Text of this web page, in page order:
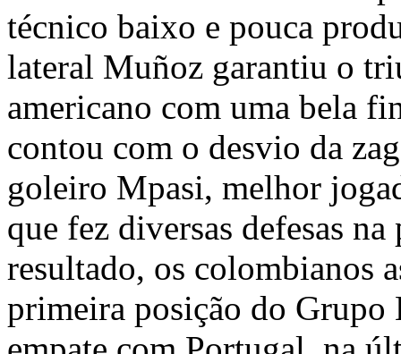
técnico baixo e pouca
lateral Muñoz garantiu o
americano com uma bela
contou com o desvio da
goleiro Mpasi, melhor
que fez diversas defesas
resultado, os colombianos
primeira posição do Grupo